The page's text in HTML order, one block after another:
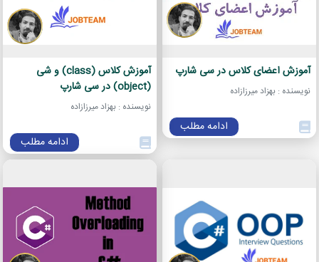
آموزش اعضای کلاس در سی شارپ
نویسنده : بهزاد میرزازاده
ادامه مطلب
آموزش کلاس (class) و شی
(object) در سی شارپ
نویسنده : بهزاد میرزازاده
ادامه مطلب